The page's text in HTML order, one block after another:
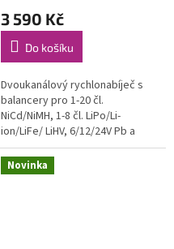
3 590 Kč
Do košíku
Dvoukanálový rychlonabíječ s
balancery pro 1-20 čl.
NiCd/NiMH, 1-8 čl. LiPo/Li-
ion/LiFe/ LiHV, 6/12/24V Pb a
bezúdržbové Pb AGM proudem
0,1-32A (max. 1x1100W nebo
celkem max....
Novinka